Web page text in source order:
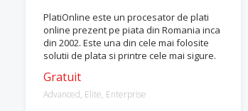
PlatiOnline este un procesator de plati
online prezent pe piata din Romania inca
din 2002. Este una din cele mai folosite
solutii de plata si printre cele mai sigure.
Gratuit
Advanced, Elite, Enterprise